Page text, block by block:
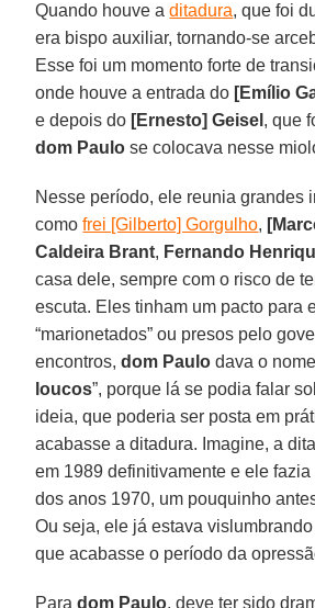
Quando houve aditadura, que foi
era bispo auxiliar, tornando-se
Esse foi um momento forte de
onde houve a entrada do [Emílio
e depois do [Ernesto] Geisel , que
dom Paulo se colocava nesse
Nesse período, ele reunia grandes
comofrei [Gilberto] Gorgulho,
Caldeira Brant, Fernando
casa dele, sempre com o risco de
escuta. Eles tinham um pacto para
“marionetados” ou presos pelo
encontros,dom Paulo dava o
loucos”, porque lá se podia falar
ideia, que poderia ser posta em
acabasse a ditadura. Imagine, a
em 1989 definitivamente e ele
dos anos 1970, um pouquinho
Ou seja, ele já estava
que acabasse o período da
Paradom Paulo, deve ter sido